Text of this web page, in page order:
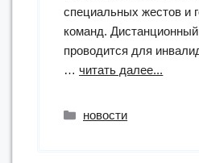
специальных жестов и
команд. Дистанционный
проводится для
…читать далее...
Рубрики
новости